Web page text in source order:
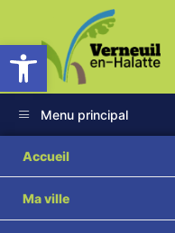
Ouvrir la barre d’outils
Menu principal
Accueil
Ma ville